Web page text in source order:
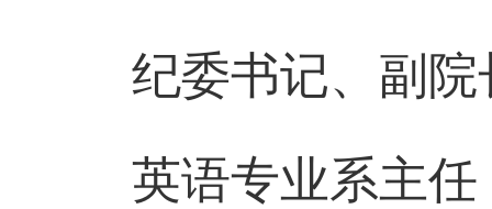
纪委书记、副
英语专业系主